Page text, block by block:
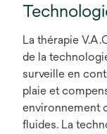
La thérapie
de la
surveille en
plaie et
environnement
fluides. La